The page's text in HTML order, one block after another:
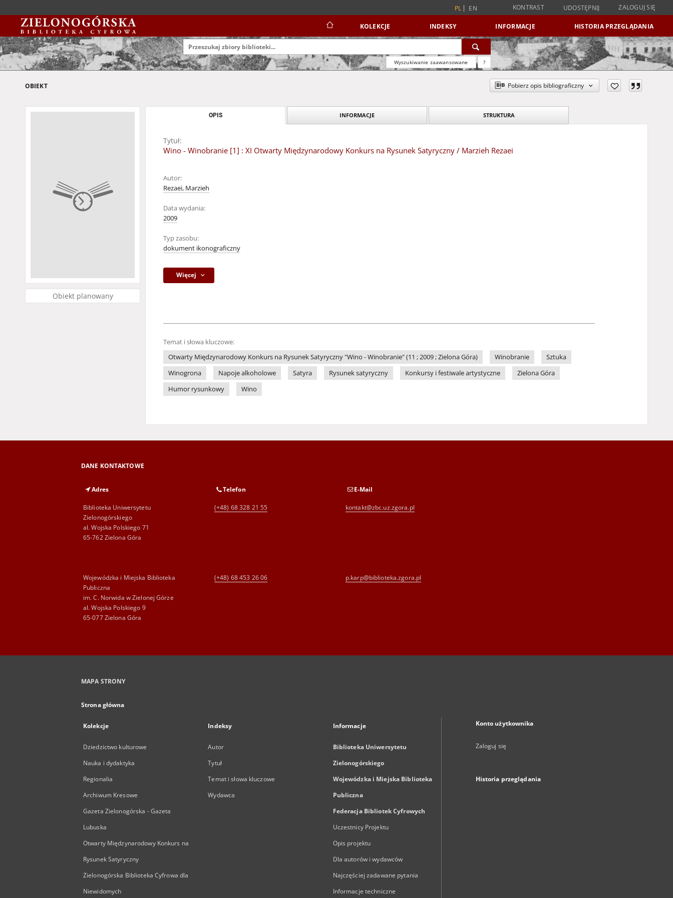
PL EN KONTRAST UDOSTĘPNIJ ZALOGUJ SIĘ
KOLEKCJE INDEKSY INFORMACJE HISTORIA PRZEGLĄDANIA
Wyszukiwanie zaawansowane ?
OBIEKT Pobierz opis bibliograficzny
Obiekt planowany
OPIS INFORMACJE STRUKTURA
Tytuł:
Wino - Winobranie [1] : XI Otwarty Międzynarodowy Konkurs na Rysunek Satyryczny / Marzieh Rezaei
Autor:
Rezaei, Marzieh
Data wydania:
2009
Typ zasobu:
dokument ikonograficzny
Więcej
Temat i słowa kluczowe:
Otwarty Międzynarodowy Konkurs na Rysunek Satyryczny "Wino - Winobranie" (11 ; 2009 ; Zielona Góra)
Winobranie
Sztuka
Winogrona
Napoje alkoholowe Satyra Rysunek satyryczny Konkursy i festiwale artystyczne
Zielona Góra
Humor rysunkowy
Wino
DANE KONTAKTOWE
Adres
Biblioteka Uniwersytetu
Zielonogórskiego
al. Wojska Polskiego 71
65-762 Zielona Góra
Telefon
(+48) 68 328 21 55
E-Mail
kontakt@zbc.uz.zgora.pl
Wojewódzka i Miejska Biblioteka
Publiczna
im. C. Norwida w Zielonej Górze
al. Wojska Polskiego 9
65-077 Zielona Góra
(+48) 68 453 26 06 p.karp@biblioteka.zgora.pl
MAPA STRONY
Strona główna
Kolekcje
Dziedzictwo kulturowe
Nauka i dydaktyka
Regionalia
Archiwum Kresowe
Gazeta Zielonogórska - Gazeta
Lubuska
Otwarty Międzynarodowy Konkurs na
Rysunek Satyryczny
Zielonogórska Biblioteka Cyfrowa dla
Niewidomych
Indeksy
Autor
Tytuł
Temat i słowa kluczowe
Wydawca
Informacje
Biblioteka Uniwersytetu
Zielonogórskiego
Wojewódzka i Miejska Biblioteka
Publiczna
Federacja Bibliotek Cyfrowych
Uczestnicy Projektu
Opis projektu
Dla autorów i wydawców
Najczęściej zadawane pytania
Informacje techniczne
Konto użytkownika
Zaloguj się
Historia przeglądania